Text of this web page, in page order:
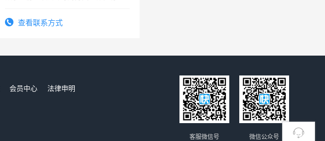
查看联系方式
会员中心
法律申明
微信公众号
客服微信号